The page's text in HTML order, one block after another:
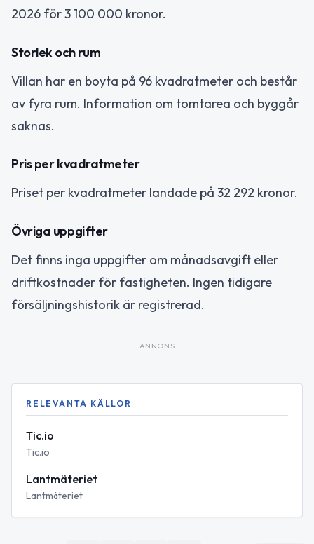
2026 för 3 100 000 kronor.
Storlek och rum
Villan har en boyta på 96 kvadratmeter och består
av fyra rum. Information om tomtarea och byggår
saknas.
Pris per kvadratmeter
Priset per kvadratmeter landade på 32 292 kronor.
Övriga uppgifter
Det finns inga uppgifter om månadsavgift eller
driftkostnader för fastigheten. Ingen tidigare
försäljningshistorik är registrerad.
ANNONS
RELEVANTA KÄLLOR
Tic.io
Tic.io
Lantmäteriet
Lantmäteriet